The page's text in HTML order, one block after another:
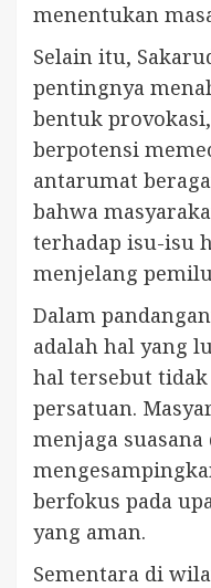
menentukan
Selain itu,
pentingnya
bentuk
berpotensi
antarumat
bahwa
terhadap isu-isu
menjelang
Dalam
adalah hal yang
hal tersebut
persatuan.
menjaga
berfokus pada
yang aman.
Sementara di